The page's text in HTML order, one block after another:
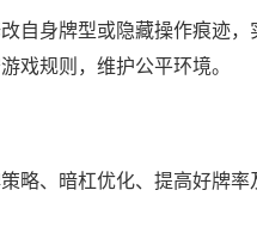
自身牌型或隐藏操作痕迹，
戏规则，维护公平环境。
略、暗杠优化、提高好牌率